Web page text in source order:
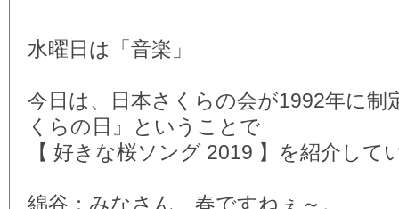
水曜日は「音楽」
今日は、日本さくらの会が1992年に制
くらの日』ということで
【 好きな桜ソング 2019 】を紹介して
綿谷：みなさん、春ですねぇ～。